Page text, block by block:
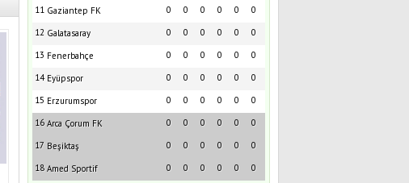
11 Gaziantep FK 0
0
0
0
0
0
12 Galatasaray 0
0
0
0
0
0
13 Fenerbahçe 0
0
0
0
0
0
14 Eyüpspor 0
0
0
0
0
0
15 Erzurumspor 0
0
0
0
0
0
16 Arca Çorum FK 0
0
0
0
0
0
17 Beşiktaş 0
0
0
0
0
0
18 Amed Sportif 0
0
0
0
0
0